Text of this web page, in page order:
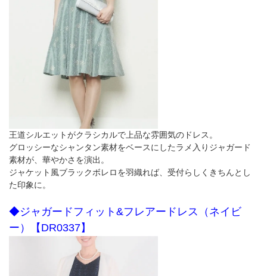
王道シルエットがクラシカルで上品な雰囲気のドレス。
グロッシーなシャンタン素材をベースにしたラメ入りジャガード
素材が、華やかさを演出。
ジャケット風ブラックボレロを羽織れば、受付らしくきちんとし
た印象に。
◆ジャガードフィット&フレアードレス（ネイビ
ー）【DR0337】